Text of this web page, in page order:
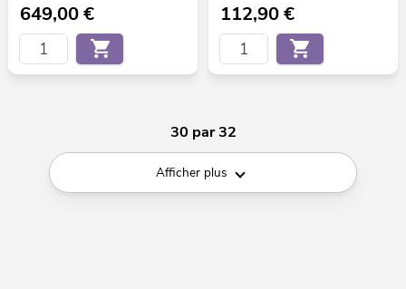
649,00€ 112,90€
30 par 32
Afficher plus